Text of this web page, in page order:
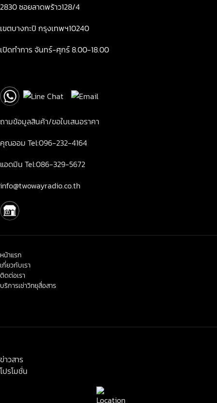
2830 ซอยลาดพร้าว128/4
เขตบางกะปิ กรุงเทพฯ10240
เปิดทำการ จันทร์-ศุกร์ 8.00-18.00
ถามข้อมูลสินค้า/ขอใบเสนอราคา
คุณออม Tel:096-232-4164
แอดมิน Tel:086-329-5672
info@twowayradio.co.th
หน้าแรก
เกี่ยวกับเรา
ติดต่อเรา
บริการเช่าวิทยุสื่อสาร
ข่าวสาร
โปรโมชั่น